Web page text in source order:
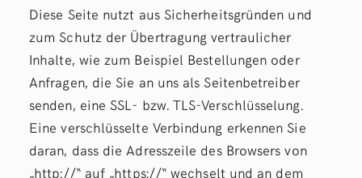
Diese Seite nutzt aus Sicherheitsgründen und
zum Schutz der Übertragung vertraulicher
Inhalte, wie zum Beispiel Bestellungen oder
Anfragen, die Sie an uns als Seitenbetreiber
senden, eine SSL- bzw. TLS-Verschlüsselung.
Eine verschlüsselte Verbindung erkennen Sie
daran, dass die Adresszeile des Browsers von
„http://“ auf „https://“ wechselt und an dem